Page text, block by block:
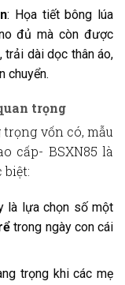
: Họa tiết bông lúa
đủ mà còn được
trải dài dọc thân áo,
chuyển.
trọng
vốn có, mẫu
cấp- BSXN85 là
biệt:
là lựa chọn số một
trong ngày con cái
trọng khi các mẹ